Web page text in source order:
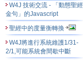
W4J 技術交流 - 「動態聖經
金句」的Javascript
聖經中的度量衡轉換
W4J將進行系統維護1/31-
2/1,可能系統會間歇中斷